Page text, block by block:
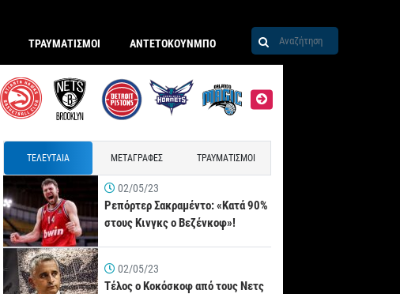
ΤΡΑΥΜΑΤΙΣΜΟΙ ΑΝΤΕΤΟΚΟΥΝΜΠΟ
ΤΕΛΕΥΤΑΙΑ ΜΕΤΑΓΡΑΦΕΣ ΤΡΑΥΜΑΤΙΣΜΟΙ
02/05/23
Ρεπόρτερ Σακραμέντο: «Κατά 90%
στους Κινγκς ο Βεζένκοφ»!
02/05/23
Τέλος ο Κοκόσκοφ από τους Νετς